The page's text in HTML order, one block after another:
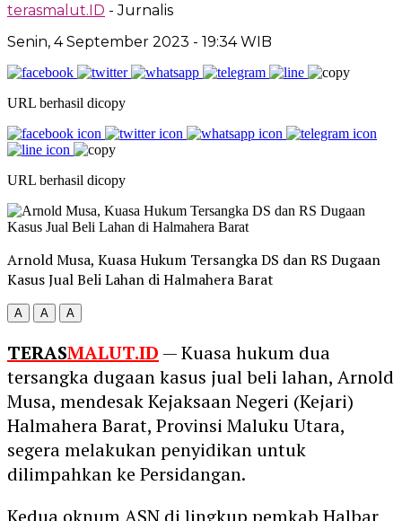
terasmalut.ID - Jurnalis
Senin, 4 September 2023 - 19:34 WIB
URL berhasil dicopy
URL berhasil dicopy
Arnold Musa, Kuasa Hukum Tersangka DS dan RS Dugaan
Kasus Jual Beli Lahan di Halmahera Barat
A A A
TERASMALUT.ID — Kuasa hukum dua
tersangka dugaan kasus jual beli lahan, Arnold
Musa, mendesak Kejaksaan Negeri (Kejari)
Halmahera Barat, Provinsi Maluku Utara,
segera melakukan penyidikan untuk
dilimpahkan ke Persidangan.
Kedua oknum ASN di lingkup pemkab Halbar